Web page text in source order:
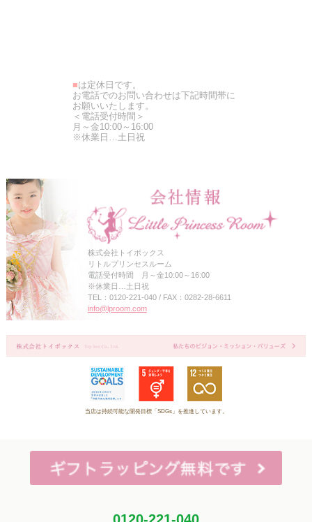
■は定休日です。
お電話でのお問い合わせは下記時間帯に
お願いいたします。
＜電話受付時間＞
月～金10:00～16:00
※休業日…土日祝
株式会社トイボックス
リトルプリンセスルーム
電話受付時間 月～金10:00～16:00
※休業日…土日祝
TEL：0120-221-040 / FAX：0282-28-6611
info@lproom.com
当店は持続可能な開発目標「SDGs」を推進しています。